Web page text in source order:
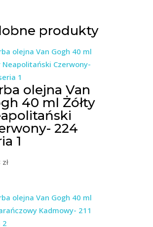
produkty
olejna Van
40 ml Żółty
224
1
zł